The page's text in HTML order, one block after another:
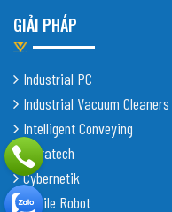
GIẢI PHÁP
Industrial PC
Industrial Vacuum Cleaners
Intelligent Conveying
Shiratech
Cybernetik
Mobile Robot